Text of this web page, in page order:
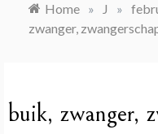
Home » J »
zwanger,
buik, zwanger,